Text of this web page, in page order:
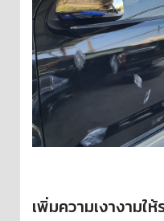
เพิ่มความเงางามให้